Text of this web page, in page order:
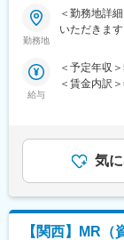
ェクトは製
配属後も知
■明確な評
自身の成果
る報酬制度に
■豊富なキ
志向性やそ
「幅広い疾
門（マネー
幅広いキャ
■職務詳細：
・担当する
面接ではこ
ロジェクト
（1）転居を
一般的に医
本的に希望
す。
（2）充実し
配属後は担
勤務地
＜勤務地詳
いただきま
給与
＜予定年収
＜賃金内訳
賞与（過去
10万円※た
支給、5年勤
金額であり
は固定手当
気
【関西】MR